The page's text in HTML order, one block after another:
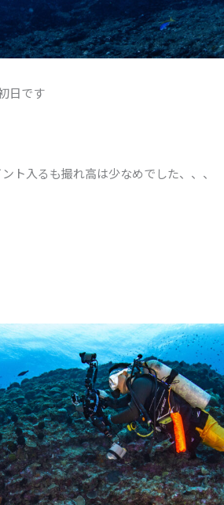
日です
ト入るも撮れ高は少なめでした、、、